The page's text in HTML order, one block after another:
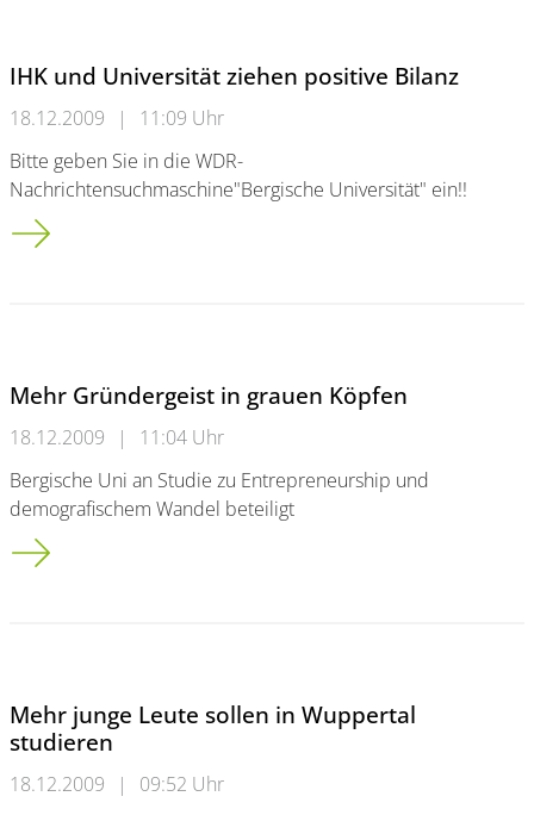
IHK und Universität ziehen positive Bilanz
18.12.2009 |
11:09 Uhr
Bitte geben Sie in die WDR-
Nachrichtensuchmaschine"Bergische Universität" ein!!
IHK und Universität ziehen positive Bilanz
Mehr Gründergeist in grauen Köpfen
18.12.2009 |
11:04 Uhr
Bergische Uni an Studie zu Entrepreneurship und
demografischem Wandel beteiligt
Mehr Gründergeist in grauen Köpfen
Mehr junge Leute sollen in Wuppertal
studieren
18.12.2009 | 09:52 Uhr